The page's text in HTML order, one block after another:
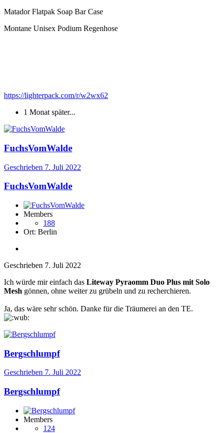
Matador Flatpak Soap Bar Case
Montane Unisex Podium Regenhose
https://lighterpack.com/r/w2wx62
1 Monat später...
FuchsVomWalde
Geschrieben 7. Juli 2022
FuchsVomWalde
Members
188
Ort: Berlin
Geschrieben 7. Juli 2022
Ich würde mir einfach das Liteway Pyraomm Duo Plus mit Solo
Mesh gönnen, ohne weiter zu grübeln und zu recherchieren.
Ja, das wäre sehr schön. Danke für die Träumerei an den TE.
Bergschlumpf
Geschrieben 7. Juli 2022
Bergschlumpf
Members
124